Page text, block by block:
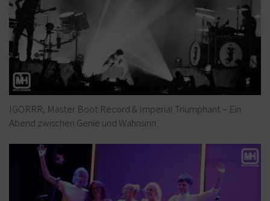
IGORRR, Master Boot Record & Imperial Triumphant – Ein
Abend zwischen Genie und Wahnsinn